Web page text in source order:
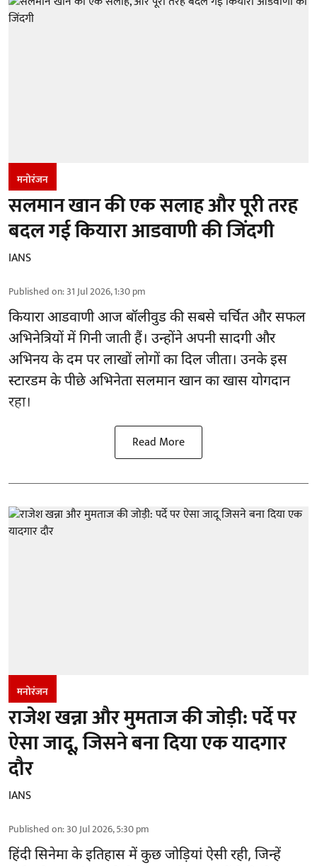
मनोरंजन
सलमान खान की एक सलाह और पूरी तरह
बदल गई कियारा आडवाणी की जिंदगी
IANS
Published on:31 Jul 2026, 1:30 pm
कियारा आडवाणी आज बॉलीवुड की सबसे चर्चित और सफल
अभिनेत्रियों में गिनी जाती हैं। उन्होंने अपनी सादगी और
अभिनय के दम पर लाखों लोगों का दिल जीता। उनके इस
स्टारडम के पीछे अभिनेता सलमान खान का खास योगदान
रहा।
Read More
मनोरंजन
राजेश खन्ना और मुमताज की जोड़ी: पर्दे पर
ऐसा जादू, जिसने बना दिया एक यादगार
दौर
IANS
Published on:30 Jul 2026, 5:30 pm
हिंदी सिनेमा के इतिहास में कुछ जोड़ियां ऐसी रही, जिन्हें